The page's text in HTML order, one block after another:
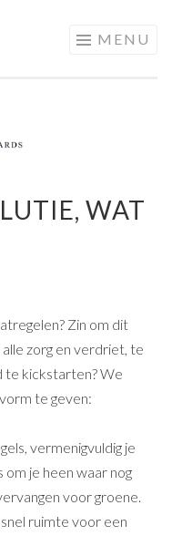
MENU
WAT
Zin om dit
zorg en verdriet, te
te kickstarten? We
te geven:
vermenigvuldig je
je heen waar nog
voor groene.
ruimte voor een